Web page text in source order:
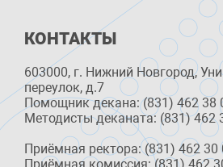
КОНТАКТЫ
603000, г. Нижний Новгород,
переулок, д.7
Помощник декана: (831) 462 38
Методисты деканата: (831) 462
Приёмная ректора: (831) 462 30